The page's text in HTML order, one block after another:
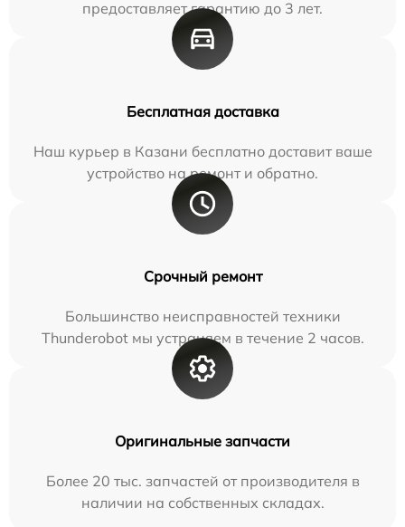
предоставляет гарантию до 3 лет.
Бесплатная доставка
Наш курьер в Казани бесплатно доставит ваше
устройство на ремонт и обратно.
Срочный ремонт
Большинство неисправностей техники
Thunderobot мы устраняем в течение 2 часов.
Оригинальные запчасти
Более 20 тыс. запчастей от производителя в
наличии на собственных складах.